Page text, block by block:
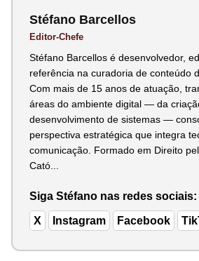
Stéfano Barcellos
Editor-Chefe
Stéfano Barcellos é desenvolvedor,
referência na curadoria de conteúdo
Com mais de 15 anos de atuação,
áreas do ambiente digital — da
desenvolvimento de sistemas —
perspectiva estratégica que integra
comunicação. Formado em Direito
Cató...
Siga Stéfano nas redes sociais:
X Instagram Facebook